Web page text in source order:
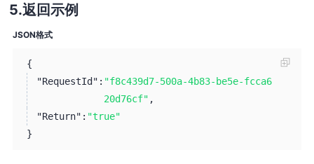
返回示例
JSON格式
{
"RequestId": "f8c439d7-500a-4b83-be5e-fcca6
20d76cf" ,
"Return": "true"
}